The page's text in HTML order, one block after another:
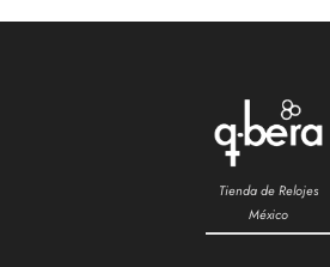
Tienda de Relojes
México